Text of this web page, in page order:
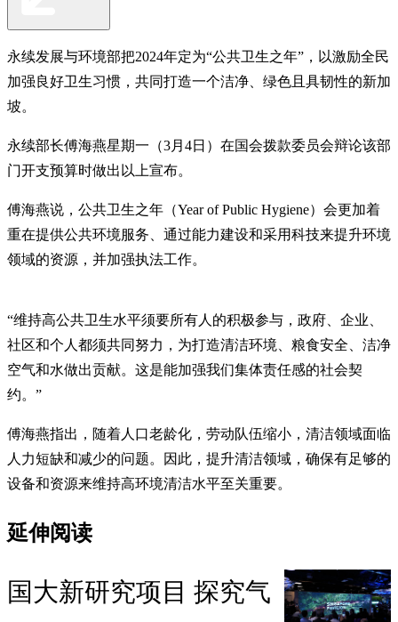
永续发展与环境部把2024年定为“公共卫生之年”，以激励全民
加强良好卫生习惯，共同打造一个洁净、绿色且具韧性的新加
坡。
永续部长傅海燕星期一（3月4日）在国会拨款委员会辩论该部
门开支预算时做出以上宣布。
傅海燕说，公共卫生之年（Year of Public Hygiene）会更加着
重在提供公共环境服务、通过能力建设和采用科技来提升环境
领域的资源，并加强执法工作。
“维持高公共卫生水平须要所有人的积极参与，政府、企业、
社区和个人都须共同努力，为打造清洁环境、粮食安全、洁净
空气和水做出贡献。这是能加强我们集体责任感的社会契
约。”
傅海燕指出，随着人口老龄化，劳动队伍缩小，清洁领域面临
人力短缺和减少的问题。因此，提升清洁领域，确保有足够的
设备和资源来维持高环境清洁水平至关重要。
延伸阅读
国大新研究项目 探究气